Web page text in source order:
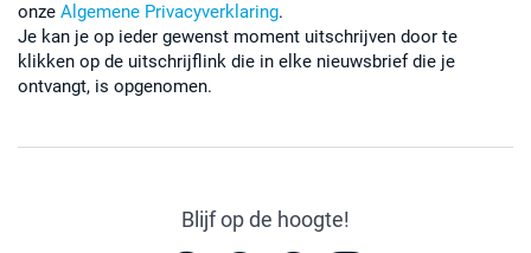
onze Algemene Privacyverklaring.
Je kan je op ieder gewenst moment uitschrijven door te
klikken op de uitschrijflink die in elke nieuwsbrief die je
ontvangt, is opgenomen.
Blijf op de hoogte!